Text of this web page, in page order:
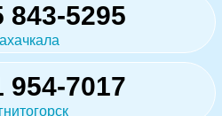
843-5295
954-7017